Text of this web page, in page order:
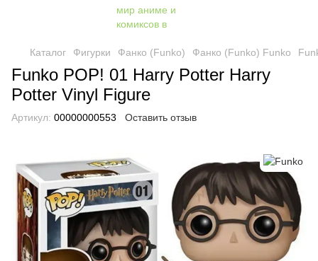
Каталог Фигурки Фанко (Funko) Фанко (Funko) Funko
Funko POP! 01 Harry Potter Harry
Potter Vinyl Figure
Артикул: 00000000553 Оставить отзыв